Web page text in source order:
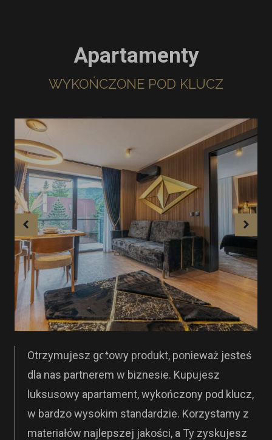
Apartamenty
WYKOŃCZONE POD KLUCZ
Otrzymujesz gotowy produkt, ponieważ jesteś
dla nas partnerem w biznesie. Kupujesz
luksusowy apartament, wykończony pod klucz,
w bardzo wysokim standardzie. Korzystamy z
materiałów najlepszej jakości, a Ty zyskujesz